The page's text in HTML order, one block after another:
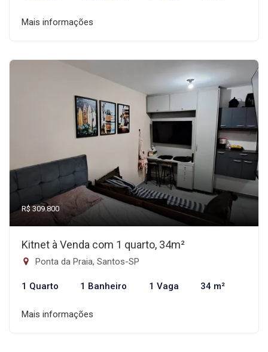
Mais informações
R$ 309.800
Kitnet à Venda com 1 quarto, 34m²
Ponta da Praia, Santos-SP
1 Quarto 1 Banheiro 1 Vaga 34 m²
Mais informações